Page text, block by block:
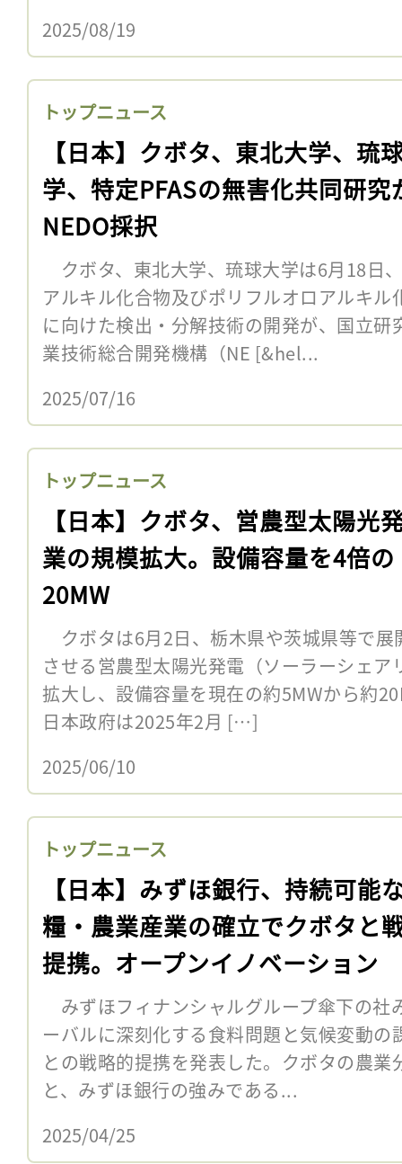
2025/08/19
トップニュース
【日本】クボタ、東北大学、琉
学、特定PFASの無害化共同研究
NEDO採択
クボタ、東北大学、琉球大学は6月18日
アルキル化合物及びポリフルオロアルキ
に向けた検出・分解技術の開発が、国立
業技術総合開発機構（NE [&hel...
2025/07/16
トップニュース
【日本】クボタ、営農型太陽光
業の規模拡大。設備容量を4倍の
20MW
クボタは6月2日、栃木県や茨城県等で展
させる営農型太陽光発電（ソーラーシェ
拡大し、設備容量を現在の約5MWから約
日本政府は2025年2月 […]
2025/06/10
トップニュース
【日本】みずほ銀行、持続可能
糧・農業産業の確立でクボタと
提携。オープンイノベーション
みずほフィナンシャルグループ傘下の社
ーバルに深刻化する食料問題と気候変動
との戦略的提携を発表した。クボタの農
と、みずほ銀行の強みである...
2025/04/25